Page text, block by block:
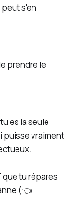
s'en
prendre le
es la seule
puisse vraiment
que tu répares
(👈